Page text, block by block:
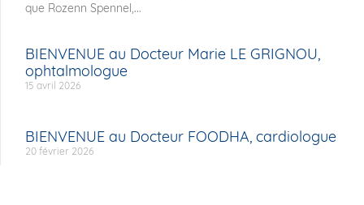
que Rozenn Spennel,...
BIENVENUE au Docteur Marie LE GRIGNOU,
ophtalmologue
15 avril 2026
BIENVENUE au Docteur FOODHA, cardiologue
20 février 2026